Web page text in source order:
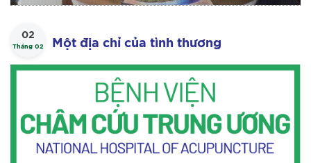
02
Tháng 02 Một địa chỉ của tình thương